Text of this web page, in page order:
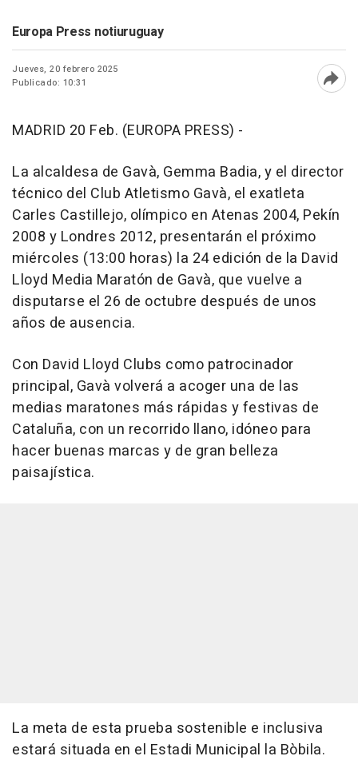
Europa Press notiuruguay
Jueves, 20 febrero 2025
Publicado: 10:31
MADRID 20 Feb. (EUROPA PRESS) -
La alcaldesa de Gavà, Gemma Badia, y el director
técnico del Club Atletismo Gavà, el exatleta
Carles Castillejo, olímpico en Atenas 2004, Pekín
2008 y Londres 2012, presentarán el próximo
miércoles (13:00 horas) la 24 edición de la David
Lloyd Media Maratón de Gavà, que vuelve a
disputarse el 26 de octubre después de unos
años de ausencia.
Con David Lloyd Clubs como patrocinador
principal, Gavà volverá a acoger una de las
medias maratones más rápidas y festivas de
Cataluña, con un recorrido llano, idóneo para
hacer buenas marcas y de gran belleza
paisajística.
La meta de esta prueba sostenible e inclusiva
estará situada en el Estadi Municipal la Bòbila.